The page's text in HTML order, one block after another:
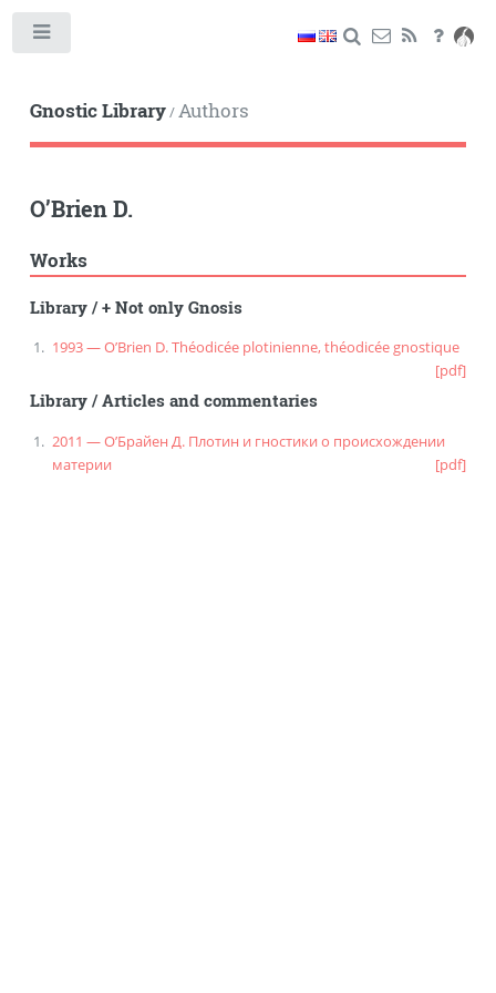
Gnostic Library/Authors
O’Brien D.
Works
Library/+ Not only Gnosis
1993 — O’Brien D. Théodicée plotinienne, théodicée gnostique
[pdf]
Library/Articles and commentaries
2011 — О’Брайен Д. Плотин и гностики о происхождении
материи
[pdf]